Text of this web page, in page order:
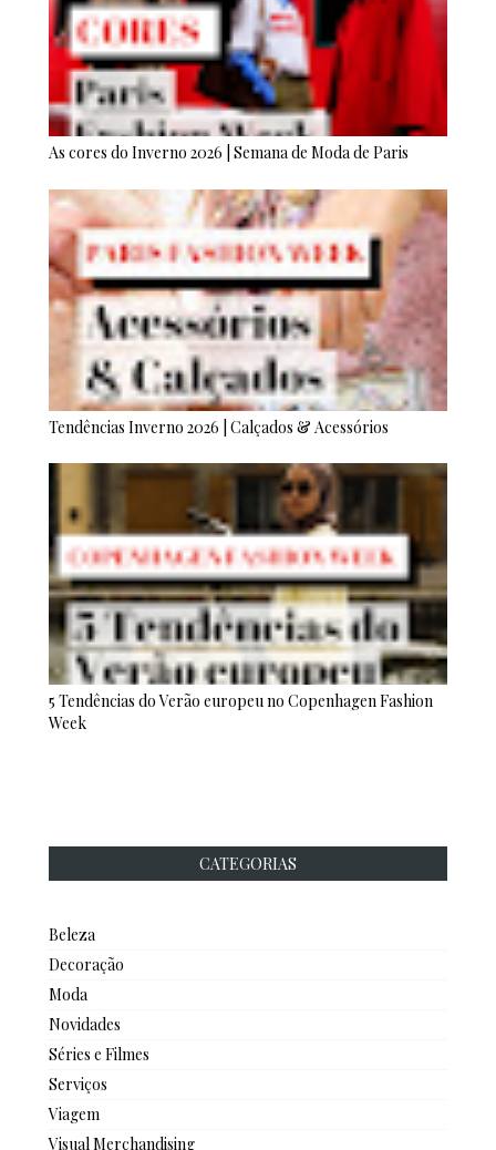
As cores do Inverno 2026 | Semana de Moda de Paris
Tendências Inverno 2026 | Calçados & Acessórios
5 Tendências do Verão europeu no Copenhagen Fashion
Week
CATEGORIAS
Beleza
Decoração
Moda
Novidades
Séries e Filmes
Serviços
Viagem
Visual Merchandising